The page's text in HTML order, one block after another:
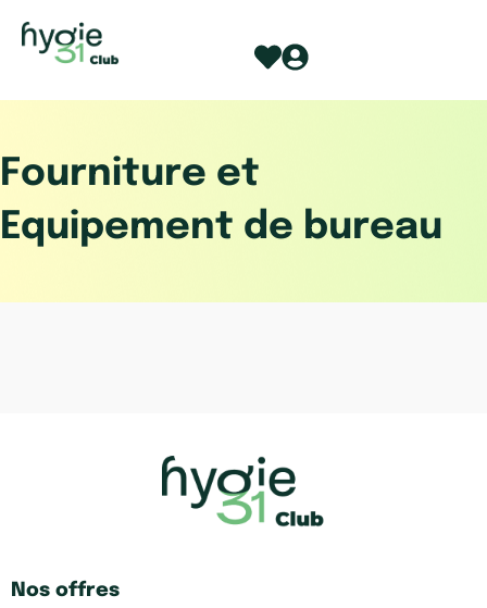
contenu
Fourniture et
Equipement de bureau
Nos offres